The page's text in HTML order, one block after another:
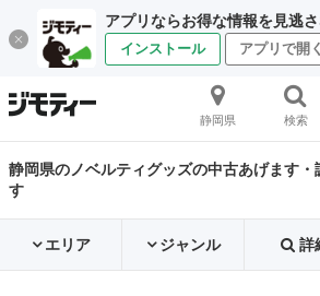
アプリならお得な情報を見逃さ
インストール アプリで開く
静岡県 検索
静岡県のノベルティグッズの中古あげます・
す
エリア ジャンル 詳